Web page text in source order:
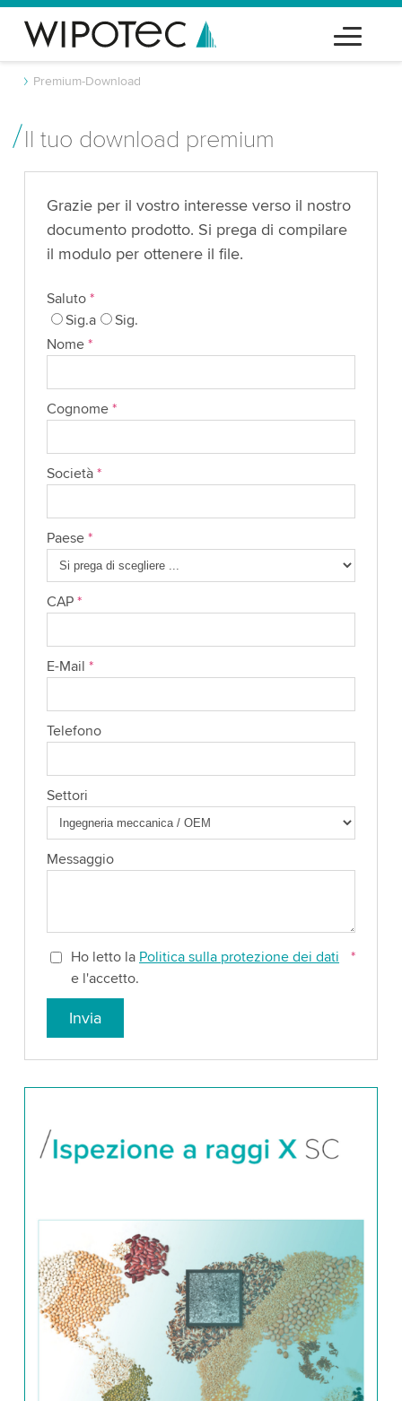
Premium-Download
Il tuo download premium
Grazie per il vostro interesse verso il nostro
documento prodotto. Si prega di compilare
il modulo per ottenere il file.
Saluto *
Sig.a
Sig.
Nome *
Cognome *
Società *
Paese *
CAP *
E-Mail *
Telefono
Settori
Messaggio
Ho letto la Politica sulla protezione dei dati
e l'accetto.
*
Invia